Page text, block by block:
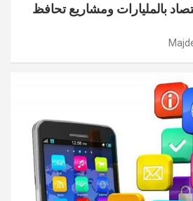
بالمليارات ومشاريع تحافظ